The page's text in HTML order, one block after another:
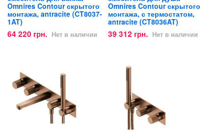
Omnires Contour скрытого
монтажа, antracite (CT8037-
1AT)
64 220 грн. Нет в наличии
Omnires Contour скрытого
монтажа, с термостатом,
antracite (CT8036AT)
39 312 грн. Нет в наличии